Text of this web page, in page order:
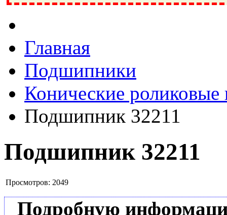
Ивантеевка, подшипники, пневматика, метизы, техника,
Главная
Подшипники
Конические
Подшипник 32211
Подшипник 32211
Просмотров: 2049
Подробную